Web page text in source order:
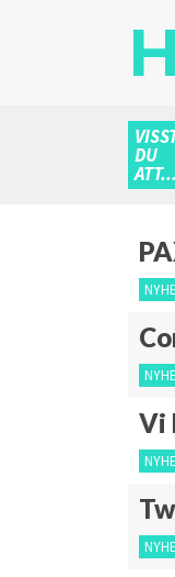
DU
ATT...
Vi